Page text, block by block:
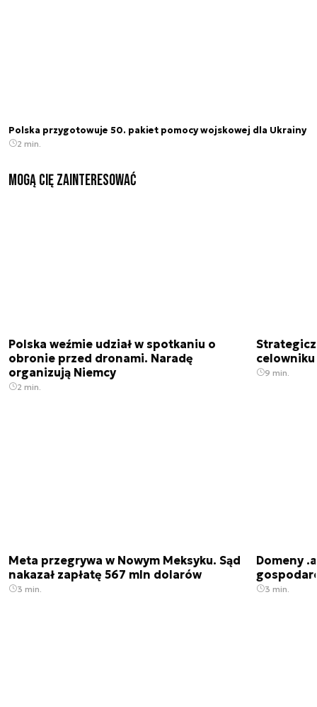
Polska przygotowuje 50. pakiet pomocy wojskowej dla Ukrainy
2 min.
Mogą Cię zainteresować
Polska weźmie udział w spotkaniu o
obronie przed dronami. Naradę
organizują Niemcy
2 min.
9 min.
Meta przegrywa w Nowym Meksyku. Sąd
nakazał zapłatę 567 mln dolarów
3 min.
Domeny
3 min.